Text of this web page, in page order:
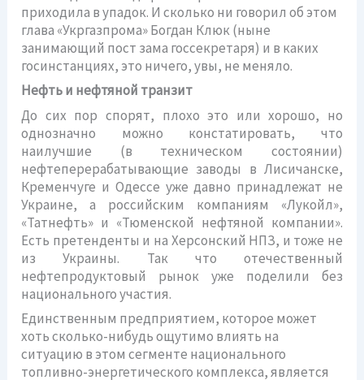
приходила в упадок. И сколько ни говорил об этом
глава «Укргазпрома» Богдан Клюк (ныне
занимающий пост зама госсекретаря) и в каких
госинстанциях, это ничего, увы, не меняло.
Нефть и нефтяной транзит
До сих пор спорят, плохо это или хорошо, но
однозначно можно констатировать, что
наилучшие (в техническом состоянии)
нефтеперерабатывающие заводы в Лисичанске,
Кременчуге и Одессе уже давно принадлежат не
Украине, а российским компаниям «Лукойл»,
«Татнефть» и «Тюменской нефтяной компании».
Есть претенденты и на Херсонский НПЗ, и тоже не
из Украины. Так что отечественный
нефтепродуктовый рынок уже поделили без
национального участия.
Единственным предприятием, которое может
хоть сколько-нибудь ощутимо влиять на
ситуацию в этом сегменте национального
топливно-энергетического комплекса, является